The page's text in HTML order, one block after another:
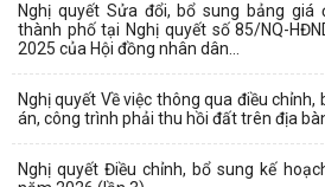
Nghị quyết Sửa đổi, bổ sung bảng
thành phố tại Nghị quyết số 85/NQ-
2025 của Hội đồng nhân dân...
Nghị quyết Về việc thông qua điều
án, công trình phải thu hồi đất trên địa
Nghị quyết Điều chỉnh, bổ sung kế